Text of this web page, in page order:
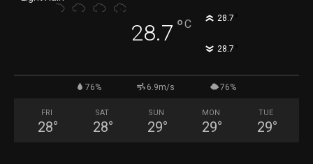
28.7 °C 28.7
28.7
76% 6.9m/s 76%
FRI
28°
SAT
28°
SUN
29°
MON
29°
TUE
29°